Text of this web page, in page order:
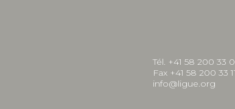
Tél. +41 58 200 33
Fax +41 58 200 33
info@ligue.org